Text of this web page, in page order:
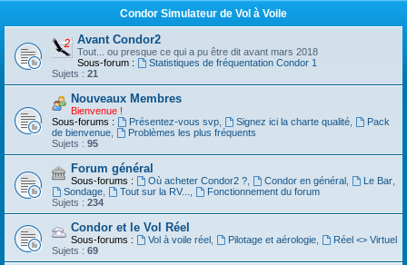
Condor Simulateur de Vol à Voile
Avant Condor2
Tout... ou presque ce qui a pu être dit avant mars 2018
Sous-forum :
Statistiques de fréquentation Condor 1
Sujets : 21
Nouveaux Membres
Bienvenue !
Sous-forums :
Présentez-vous svp, Signez ici la charte qualité,
Pack
de bienvenue
Problèmes les plus fréquents
Sujets : 95
Forum général
Sous-forums : Où acheter Condor2 ?, Condor en général, Le Bar,
Sondage, Tout sur la RV...
Fonctionnement du forum
Sujets : 234
Condor et le Vol Réel
Sous-forums : Vol à voile réel, Pilotage et aérologie,
Réel <> Virtuel
Sujets : 69